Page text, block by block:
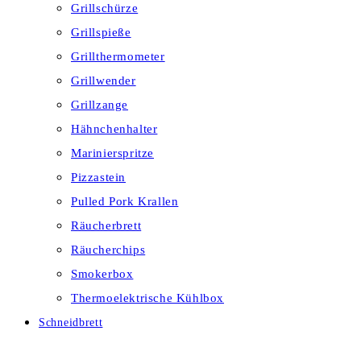
Grillschürze
Grillspieße
Grillthermometer
Grillwender
Grillzange
Hähnchenhalter
Marinierspritze
Pizzastein
Pulled Pork Krallen
Räucherbrett
Räucherchips
Smokerbox
Thermoelektrische Kühlbox
Schneidbrett